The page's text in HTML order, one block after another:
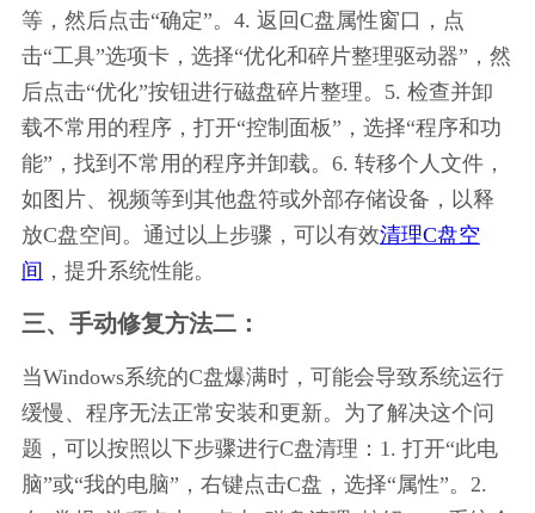
等，然后点击“确定”。4. 返回C盘属性窗口，点
击“工具”选项卡，选择“优化和碎片整理驱动器”，然
后点击“优化”按钮进行磁盘碎片整理。5. 检查并卸
载不常用的程序，打开“控制面板”，选择“程序和功
能”，找到不常用的程序并卸载。6. 转移个人文件，
如图片、视频等到其他盘符或外部存储设备，以释
放C盘空间。通过以上步骤，可以有效清理C盘空
间 ，提升系统性能。
三、手动修复方法二：
当Windows系统的C盘爆满时，可能会导致系统运行
缓慢、程序无法正常安装和更新。为了解决这个问
题，可以按照以下步骤进行C盘清理：1. 打开“此电
脑”或“我的电脑”，右键点击C盘，选择“属性”。2.